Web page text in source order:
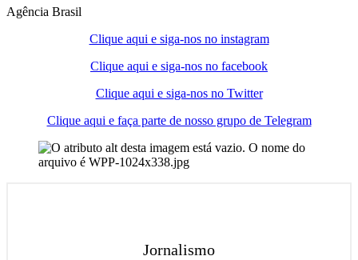
Agência Brasil
Clique aqui e siga-nos no instagram
Clique aqui e siga-nos no facebook
Clique aqui e siga-nos no Twitter
Clique aqui e faça parte de nosso grupo de Telegram
Jornalismo